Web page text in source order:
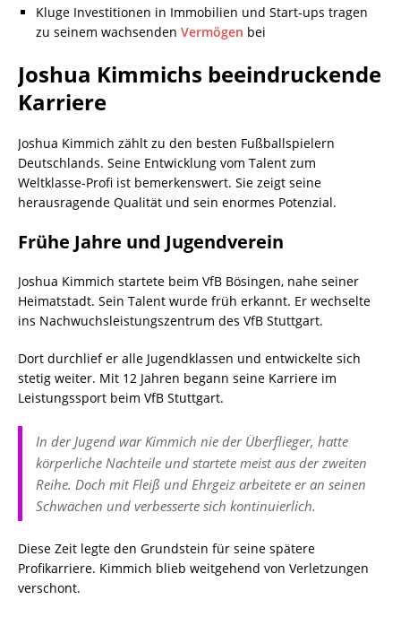
Kluge Investitionen in Immobilien und Start-ups tragen
zu seinem wachsenden Vermögen bei
Joshua Kimmichs beeindruckende
Karriere
Joshua Kimmich zählt zu den besten Fußballspielern
Deutschlands. Seine Entwicklung vom Talent zum
Weltklasse-Profi ist bemerkenswert. Sie zeigt seine
herausragende Qualität und sein enormes Potenzial.
Frühe Jahre und Jugendverein
Joshua Kimmich startete beim VfB Bösingen, nahe seiner
Heimatstadt. Sein Talent wurde früh erkannt. Er wechselte
ins Nachwuchsleistungszentrum des VfB Stuttgart.
Dort durchlief er alle Jugendklassen und entwickelte sich
stetig weiter. Mit 12 Jahren begann seine Karriere im
Leistungssport beim VfB Stuttgart.
In der Jugend war Kimmich nie der Überflieger, hatte
körperliche Nachteile und startete meist aus der zweiten
Reihe. Doch mit Fleiß und Ehrgeiz arbeitete er an seinen
Schwächen und verbesserte sich kontinuierlich.
Diese Zeit legte den Grundstein für seine spätere
Profikarriere. Kimmich blieb weitgehend von Verletzungen
verschont.